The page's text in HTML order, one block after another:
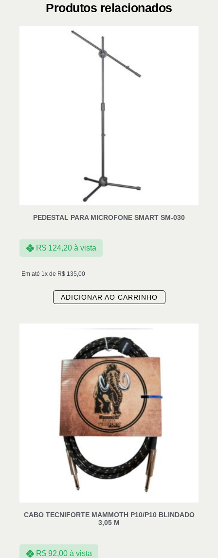
Produtos relacionados
PEDESTAL PARA MICROFONE SMART SM-030
Em até 1x de R$ 135,00
R$124,20 à vista
ADICIONAR AO CARRINHO
CABO TECNIFORTE MAMMOTH P10/P10 BLINDADO
3,05 M
R$92,00 à vista